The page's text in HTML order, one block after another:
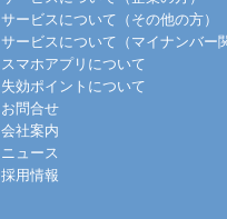
サービスについて（その他の方）
サービスについて（マイナンバー
スマホアプリについて
失効ポイントについて
お問合せ
会社案内
ニュース
採用情報